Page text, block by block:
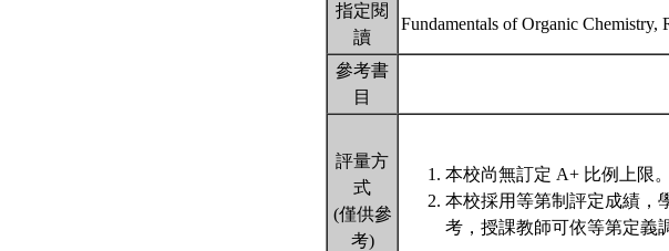
指定閱
讀
Fundamentals of Organic
參考書
目
評量方
式
(僅供參
考)
本校尚無訂定 A+ 比例上限。
本校採用等第制評定成績，
考，授課教師可依等第定義